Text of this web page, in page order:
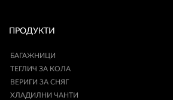
ПРОДУКТИ
БАГАЖНИЦИ
ТЕГЛИЧ ЗА КОЛА
ВЕРИГИ ЗА СНЯГ
ХЛАДИЛНИ ЧАНТИ